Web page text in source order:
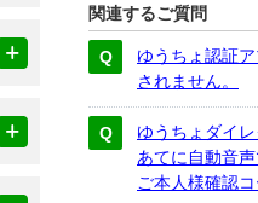
関連するご質問
ゆうちょ認証
されません。
ゆうちょダイ
あてに自動音
ご本人様確認